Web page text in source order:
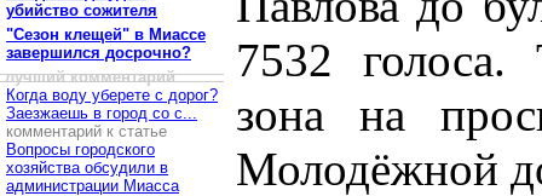
убийство сожителя
"Сезон клещей" в Миассе
завершился досрочно?
лучший комментарий
Когда воду уберете с дорог?
Заезжаешь в город со с...
комментарий к статье
Вопросы городского
хозяйства обсудили в
администрации Миасса
7532 голоса.
зона на
Молодёжной